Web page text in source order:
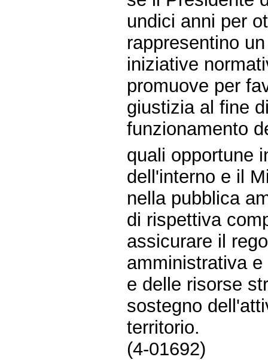
undici anni per
rappresentino
iniziative
promuove per
giustizia al fine
funzionamento
quali opportune
dell'interno e il
nella pubblica
di rispettiva
assicurare il
amministrativa
e delle risorse
sostegno
territorio.
(4-01692)